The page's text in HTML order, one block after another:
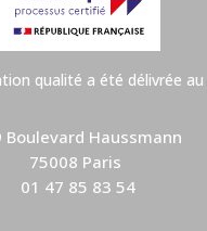
qualité a été délivrée
Boulevard Haussmann
75008 Paris
01 47 85 83 54